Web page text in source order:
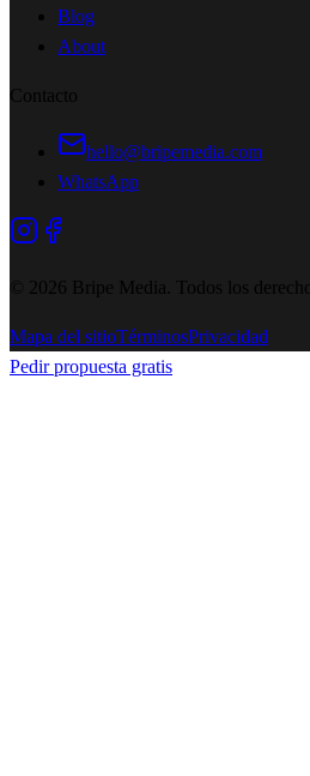
Blog
About
Contacto
hello@bripemedia.com
WhatsApp
© 2026 Bripe Media. Todos los
Mapa del sitioTérminosPrivacidad
Pedir propuesta gratis